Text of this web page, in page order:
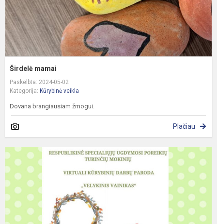
Širdelė mamai
Paskelbta: 2024-05-02
Kategorija: Kūrybinė veikla
Dovana brangiausiam žmogui.
Plačiau